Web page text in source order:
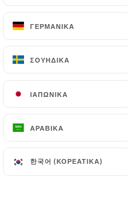
ΜΕΝΟΎ
ΓΕΡΜΑΝΙΚΆ
ΣΟΥΗΔΙΚΆ
ΙΑΠΩΝΙΚΆ
ΑΡΑΒΙΚΆ
한국어 (ΚΟΡΕΆΤΙΚΑ)
Φωτογραφίες
ΓΕΡΜΑΝΙΚΆ
ΣΟΥΗΔΙΚΆ
ΙΑΠΩΝΙΚΆ
ΑΡΑΒΙΚΆ
한국어 (ΚΟΡΕΆΤΙΚΑ)